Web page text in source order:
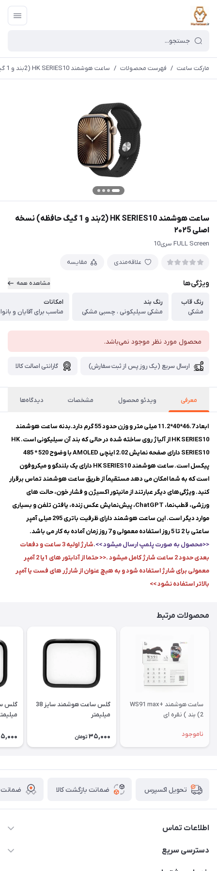
مارکت ساعت / فهرست محصولات / ساعت هوشمند HK SERIES10 (2بند و 1 گیگ حافظه) نسخه اصلی ۲۰۲5
ساعت هوشمند HK SERIES10 (2بند و 1 گیگ حافظه) نسخه
اصلی ۲۰۲5
FULL Screen سری10
علاقه‌مندی مقایسه
ویژگی‌ها مشاهده همه
رنگ قاب
مشکی
رنگ بند
مشکی سیلیکونی ، چسبی مشکی
امکانات
محصول مورد نظر موجود نمی‌باشد.
ارسال سریع (یک روز پس از ثبت سفارش) گارانتی اصالت کالا
معرفی ویدئو محصول مشخصات دیدگاه‌ها
ابعاد 46.7*40*11.2 میلی متر و وزن حدود 55 گرم دارد.بدنه ساعت هوشمند
HK SERIES10 از آلیاژ روی ساخته شده در حالی که بند آن سیلیکونی است. HK
SERIES10 دارای صفحه نمایش 2.02 اینچی AMOLED با وضوح 520 * 485
پیکسل است.
ساعت هوشمند HK SERIES10 دارای یک بلندگو و میکروفون
است که به شما امکان می دهد مستقیماً از طریق ساعت هوشمند تماس برقرار
کنید. ویژگی‌های دیگر عبارتند از مانیتور اکسیژن و فشار خون، حالت های
ورزشی، قطب‌نما، ChatGPT، پیش‌نمایش عکس زنده، یافتن تلفن و بسیاری
موارد دیگر است. این ساعت هوشمند دارای ظرفیت باتری 295 میلی آمپر
ساعتی با 2 تا 5 روز استفاده معمولی و 7 روز زمان آماده به کار می باشد.
<<محصول به صورت پلمپ ارسال میشود >>.
شارژ اولیه 3 ساعت و دفعات
بعدی حدود 2 ساعت شارژ کامل میشود .<< حتما از آدابتور های 1یا 2 آمپر
معمولی برای شارژ استفاده شود و به هیچ عنوان از شارژر های فست یا آمپر
بالاتر استفاده نشود >>
محصولات مرتبط
ساعت هوشمند WS91 max+
(2 بند ) نقره ای
ناموجود
گلس ساعت هوشمند سایز 38
میلیمتر
35,000 تومان
تحویل اکسپرس ضمانت بازگشت کالا ضمانت
اطلاعات تماس
برای دریافت کدرهگیری پیامک دهید 09364926911
دسترسی سریع
حساب کاربری